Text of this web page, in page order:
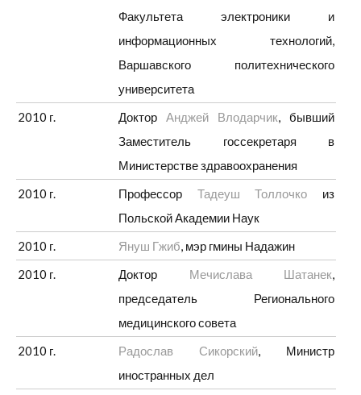
Факультета электроники и
информационных технологий,
Варшавского политехнического
университета
2010 г.
Доктор Анджей Влодарчик, бывший
Заместитель госсекретаря в
Министерстве здравоохранения
2010 г.
Профессор Тадеуш Толлочко из
Польской Академии Наук
2010 г.
Януш Гжиб, мэр гмины Надажин
2010 г.
Доктор Мечислава Шатанек,
председатель Регионального
медицинского совета
2010 г.
Радослав Сикорский, Министр
иностранных дел